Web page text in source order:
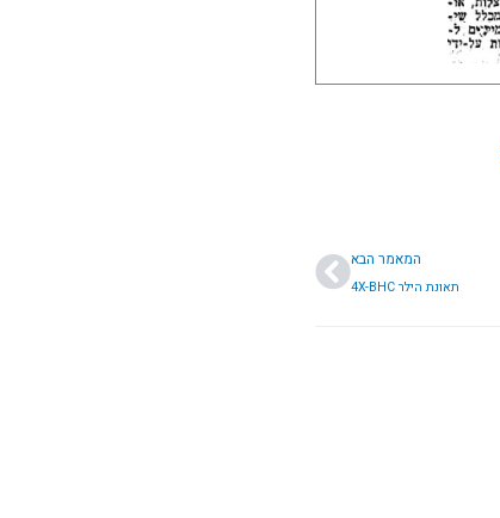
המאמר הבא
תאונת הילר 4X-BHC
הבא